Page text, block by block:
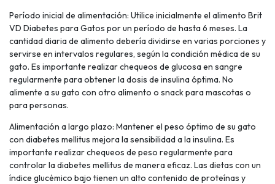
Período inicial de alimentación: Utilice inicialmente el alimento Brit
VD Diabetes para Gatos por un período de hasta 6 meses. La
cantidad diaria de alimento debería dividirse en varias porciones y
servirse en intervalos regulares, según la condición médica de su
gato. Es importante realizar chequeos de glucosa en sangre
regularmente para obtener la dosis de insulina óptima. No
alimente a su gato con otro alimento o snack para mascotas o
para personas.
Alimentación a largo plazo: Mantener el peso óptimo de su gato
con diabetes mellitus mejora la sensibilidad a la insulina. Es
importante realizar chequeos de peso regularmente para
controlar la diabetes mellitus de manera eficaz. Las dietas con un
índice glucémico bajo tienen un alto contenido de proteínas y